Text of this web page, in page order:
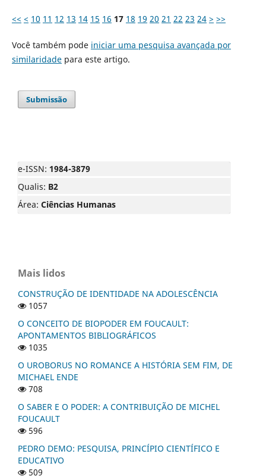
<< < 10 11 12 13 14 15 16 17 18 19 20 21 22 23 24 > >>
Você também pode iniciar uma pesquisa avançada por
similaridadepara este artigo.
Submissão
e-ISSN: 1984-3879
Qualis: B2
Área: Ciências Humanas
Mais lidos
CONSTRUÇÃO DE IDENTIDADE NA ADOLESCÊNCIA
1057
O CONCEITO DE BIOPODER EM FOUCAULT:
APONTAMENTOS BIBLIOGRÁFICOS
1035
O UROBORUS NO ROMANCE A HISTÓRIA SEM FIM, DE
MICHAEL ENDE
708
O SABER E O PODER: A CONTRIBUIÇÃO DE MICHEL
FOUCAULT
596
PEDRO DEMO: PESQUISA, PRINCÍPIO CIENTÍFICO E
EDUCATIVO
509